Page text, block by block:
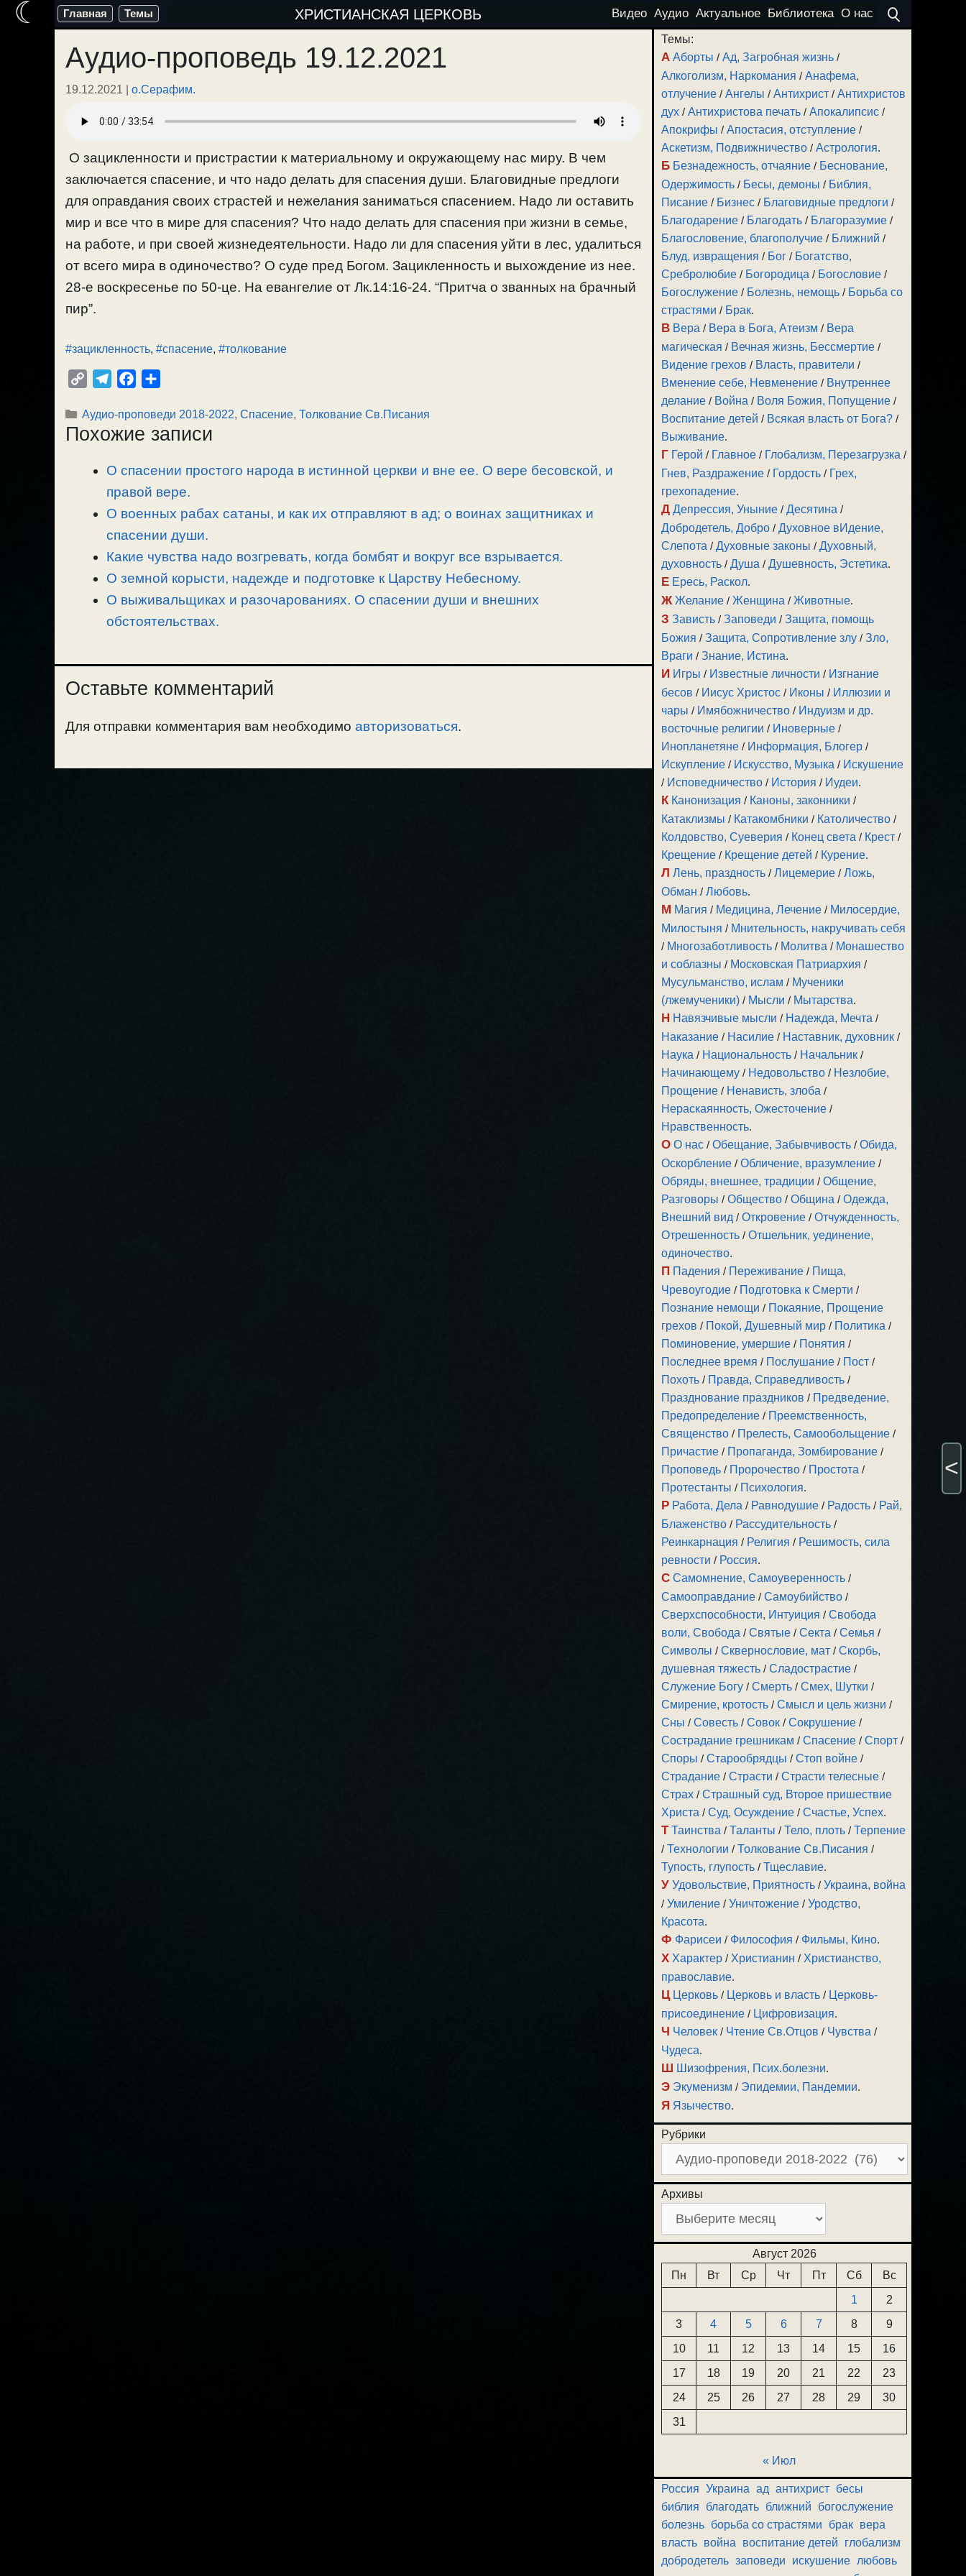
Перейти
содержимому
Главная Темы ХРИСТИАНСКАЯ ЦЕРКОВЬ Видео Аудио Актуальное Библиотека О нас
Аудио-проповедь 19.12.2021
19.12.2021 | о.Серафим.
О зацикленности и пристрастии к материальному и окружающему нас миру. В чем
заключается спасение, и что надо делать для спасения души. Благовидные предлоги
для оправдания своих страстей и нежелания заниматься спасением. Надо ли оставить
мир и все что в мире для спасения? Что надо делать для спасения при жизни в семье,
на работе, и при своей жизнедеятельности. Надо ли для спасения уйти в лес, удалиться
от всего мира в одиночество? О суде пред Богом. Зацикленность и выхождение из нее.
28-е воскресенье по 50-це. На евангелие от Лк.14:16-24. “Притча о званных на брачный
пир”.
#зацикленность, #спасение, #толкование
p
y
l
e
r
a
m
c
e
o
o
k
п
р
в
и
т
Рубрики
Аудио-проповеди 2018-2022, Спасение, Толкование Св.Писания
Похожие записи
О спасении простого народа в истинной церкви и вне ее. О вере бесовской, и
правой вере.
О военных рабах сатаны, и как их отправляют в ад; о воинах защитниках и
спасении души.
Какие чувства надо возгревать, когда бомбят и вокруг все взрывается.
О земной корысти, надежде и подготовке к Царству Небесному.
О выживальщиках и разочарованиях. О спасении души и внешних
обстоятельствах.
Оставьте комментарий
Для отправки комментария вам необходимо авторизоваться.
Темы:
А Аборты /Ад, Загробная жизнь /
Алкоголизм, Наркомания /Анафема,
отлучение /Ангелы /Антихрист /Антихристов
дух /Антихристова печать /Апокалипсис /
Апокрифы /Апостасия, отступление /
Аскетизм, Подвижничество /Астрология.
Б Безнадежность, отчаяние / Беснование,
Одержимость / Бесы, демоны / Библия,
Писание / Бизнес / Благовидные предлоги /
Благодарение / Благодать / Благоразумие /
Благословение, благополучие / Ближний /
Блуд, извращения / Бог / Богатство,
Сребролюбие / Богородица / Богословие /
Богослужение / Болезнь, немощь / Борьба со
страстями / Брак.
В Вера / Вера в Бога, Атеизм / Вера
магическая / Вечная жизнь, Бессмертие /
Видение грехов / Власть, правители /
Вменение себе, Невменение / Внутреннее
делание / Война / Воля Божия, Попущение /
Воспитание детей / Всякая власть от Бога? /
Выживание.
Г Герой / Главное / Глобализм, Перезагрузка /
Гнев, Раздражение / Гордость / Грех,
грехопадение.
Д Депрессия, Уныние /Десятина /
Добродетель, Добро /Духовное вИдение,
Слепота /Духовные законы /Духовный,
духовность /Душа /Душевность, Эстетика.
Е Ересь, Раскол.
Ж Желание /Женщина /Животные.
З Зависть /Заповеди /Защита, помощь
Божия /Защита, Сопротивление злу /Зло,
Враги /Знание, Истина.
И Игры / Известные личности / Изгнание
бесов / Иисус Христос / Иконы / Иллюзии и
чары / Имябожничество / Индуизм и др.
восточные религии / Иноверные /
Инопланетяне / Информация, Блогер /
Искупление / Искусство, Музыка / Искушение
/ Исповедничество / История / Иудеи.
К Канонизация / Каноны, законники /
Катаклизмы / Катакомбники / Католичество /
Колдовство, Суеверия / Конец света / Крест /
Крещение / Крещение детей / Курение.
Л Лень, праздность /Лицемерие /Ложь,
Обман /Любовь.
М Магия / Медицина, Лечение / Милосердие,
Милостыня / Мнительность, накручивать себя
/ Многозаботливость / Молитва / Монашество
и соблазны / Московская Патриархия /
Мусульманство, ислам / Мученики
(лжемученики) / Мысли / Мытарства.
Н Навязчивые мысли / Надежда, Мечта /
Наказание / Насилие / Наставник, духовник /
Наука / Национальность / Начальник /
Начинающему / Недовольство / Незлобие,
Прощение / Ненависть, злоба /
Нераскаянность, Ожесточение /
Нравственность.
О О нас /Обещание, Забывчивость /Обида,
Оскорбление /Обличение, вразумление /
Обряды, внешнее, традиции /Общение,
Разговоры /Общество /Община /Одежда,
Внешний вид /Откровение /Отчужденность,
Отрешенность /Отшельник, уединение,
одиночество.
П Падения / Переживание / Пища,
Чревоугодие / Подготовка к Смерти /
Познание немощи / Покаяние, Прощение
грехов / Покой, Душевный мир / Политика /
Поминовение, умершие / Понятия /
Последнее время / Послушание / Пост /
Похоть / Правда, Справедливость /
Празднование праздников / Предведение,
Предопределение / Преемственность,
Священство / Прелесть, Самообольщение /
Причастие / Пропаганда, Зомбирование /
Проповедь / Пророчество / Простота /
Протестанты / Психология.
Р Работа, Дела / Равнодушие / Радость / Рай,
Блаженство / Рассудительность /
Реинкарнация / Религия / Решимость, сила
ревности / Россия.
С Самомнение, Самоуверенность /
Самооправдание /Самоубийство /
Сверхспособности, Интуиция /Свобода
воли, Свобода /Святые /Секта /Семья /
Символы /Сквернословие, мат /Скорбь,
душевная тяжесть /Сладострастие /
Служение Богу /Смерть /Смех, Шутки /
Смирение, кротость /Смысл и цель жизни /
Сны /Совесть /Совок /Сокрушение /
Сострадание грешникам /Спасение /Спорт /
Споры /Старообрядцы /Стоп войне /
Страдание /Страсти /Страсти телесные /
Страх /Страшный суд, Второе пришествие
Христа /Суд, Осуждение /Счастье, Успех.
Т Таинства /Таланты /Тело, плоть /Терпение
/Технологии /Толкование Св.Писания /
Тупость, глупость /Тщеславие.
У Удовольствие, Приятность /Украина, война
/Умиление /Уничтожение /Уродство,
Красота.
Ф Фарисеи / Философия / Фильмы, Кино.
Х Характер / Христианин / Христианство,
православие.
Ц Церковь / Церковь и власть / Церковь-
присоединение / Цифровизация.
Ч Человек / Чтение Св.Отцов / Чувства /
Чудеса.
Ш Шизофрения, Псих.болезни.
Э Экуменизм / Эпидемии, Пандемии.
Я Язычество.
Рубрики
Архивы
Август 2026
Пн
Вт Ср Чт Пт Сб
Вс
1
2
3
4 5 6 7 8
9
10
11 12 13 14 15
16
17
18 19 20 21 22
23
24
25 26 27 28 29
30
31
« Июл
Россия Украина ад антихрист бесы
библия
благодать ближний
богослужение
болезнь борьба со страстями брак вера
власть война воспитание детей
глобализм
добродетель заповеди искушение любовь
☾
<